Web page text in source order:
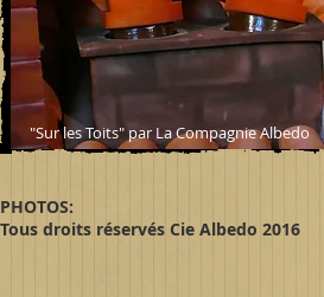
"Sur les Toits" par La Compagnie Albedo
PHOTOS:
Tous droits réservés Cie Albedo 2016